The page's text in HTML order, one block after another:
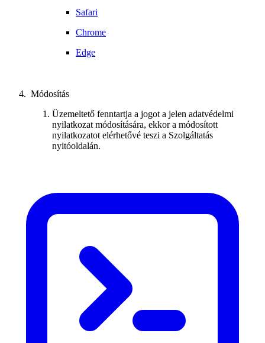
Safari
Chrome
Edge
Módosítás
Üzemeltető fenntartja a jogot a jelen adatvédelmi
nyilatkozat módosítására, ekkor a módosított
nyilatkozatot elérhetővé teszi a Szolgáltatás
nyitóoldalán.